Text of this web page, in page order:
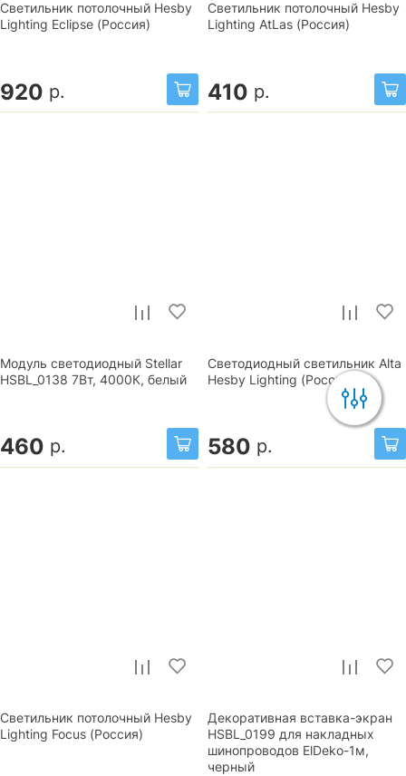
Светильник потолочный Hesby
Lighting Eclipse (Россия)
920 р.
Светильник потолочный Hesby
Lighting AtLas (Россия)
410 р.
Модуль светодиодный Stellar
HSBL_0138 7Вт, 4000К, белый
460 р.
Светодиодный светильник Alta
Hesby Lighting (Россия)
580 р.
Светильник потолочный Hesby
Lighting Focus (Россия)
Декоративная вставка-экран
HSBL_0199 для накладных
шинопроводов ElDeko-1м,
черный